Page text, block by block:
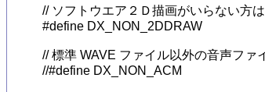
// ソフトウエア２Ｄ描画がいらない方
#define DX_NON_2DDRAW
// 標準 WAVE ファイル以外の音声フ
//#define DX_NON_ACM